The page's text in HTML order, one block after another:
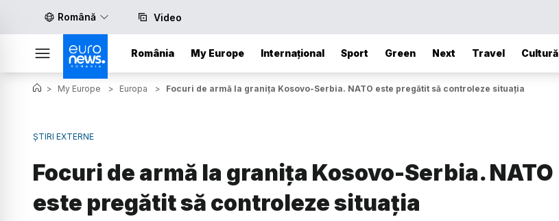
Română Video
România My Europe Internațional Sport Green Next Travel Cultură
> My Europe > Europa > Focuri de armă la granița Kosovo-Serbia. NATO este pregătit să controleze situația
ȘTIRI EXTERNE
Focuri de armă la granița Kosovo-Serbia. NATO
este pregătit să controleze situația